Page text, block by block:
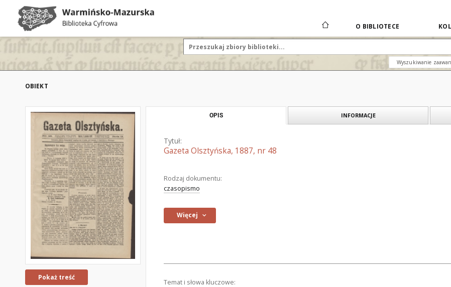
O BIBLIOTECE
Wyszukiwanie
OBIEKT
Pokaż treść
OPIS INFORMACJE
Tytuł:
Gazeta Olsztyńska, 1887, nr 48
Rodzaj dokumentu:
czasopismo
Więcej
Temat i słowa kluczowe: